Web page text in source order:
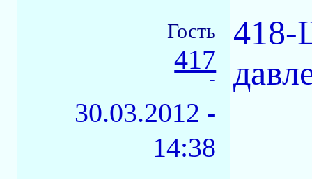
Гость
417
-
30.03.2012 -
14:38
418-